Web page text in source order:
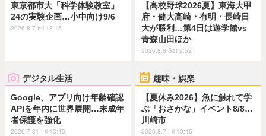
東京都市大「科学体験教室」
24の実験企画…小中向け9/6
2026.8.7 Fri 18:15
【高校野球2026夏】東海大甲
府・健大高崎・有明・長崎日
大が勝利…第4日は遊学館vs
青森山田ほか
2026.8.8 Sat 9:52
デジタル生活
Google、アプリ向け年齢確認
APIを年内に世界展開…未成年
者保護を強化
2026.7.31 Fri 13:45
趣味・娯楽
【夏休み2026】魚に触れて学
ぶ「おさかな」イベント8/8…
川崎市
2026.8.7 Fri 10:45